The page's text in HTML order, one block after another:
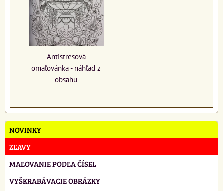
Antistresová
omaľovánka - náhľad z
obsahu
NOVINKY
ZĽAVY
MAĽOVANIE PODĽA ČÍSEL
VYŠKRABÁVACIE OBRÁZKY